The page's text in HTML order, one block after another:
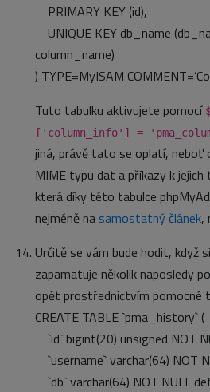
PRIMARY KEY (id),
UNIQUE KEY db_name
column_name)
) TYPE=MyISAM
Tuto tabulku aktivujete pomocí
['column_info'] =
jiná, právě tato se oplatí, neboť
MIME typu dat a příkazy k
která díky této tabulce
nejméně na samostatný článek,
Určitě se vám bude hodit, když
zapamatuje několik naposledy
opět prostřednictvím pomocné
CREATE TABLE `pma_history` (
`id` bigint(20) unsigned NOT
`username` varchar(64) NOT
`db` varchar(64) NOT NULL